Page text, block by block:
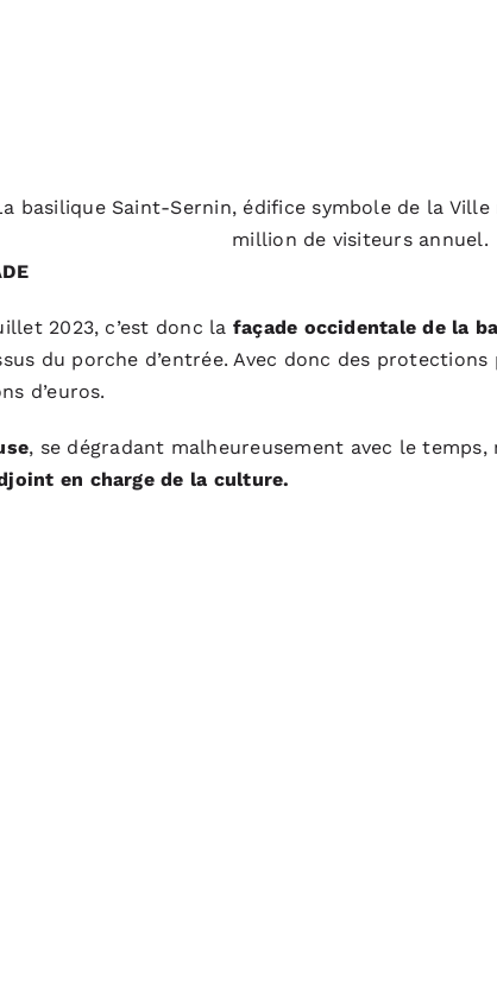
basilique Saint-Sernin, édifice symbole de la Ville
million de visiteurs annuel.
2023, c’est donc la façade occidentale de la
du porche d’entrée. Avec donc des
d’euros.
, se dégradant malheureusement avec le
en charge de la culture.